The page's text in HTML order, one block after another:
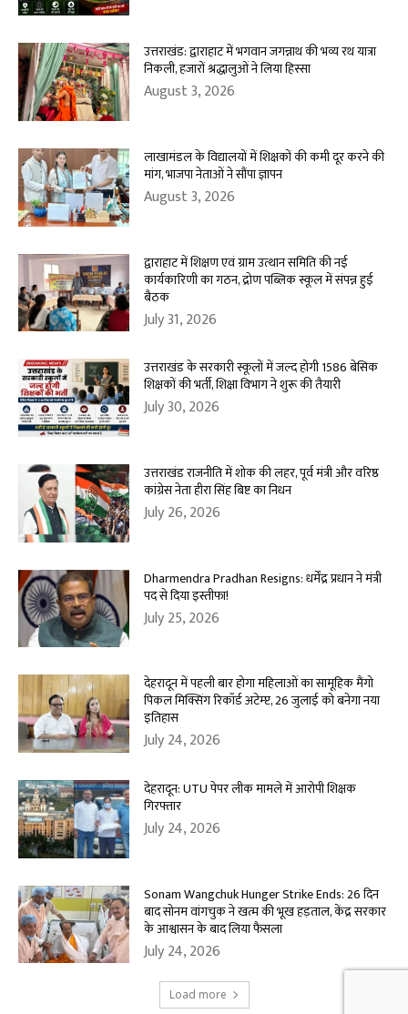
उत्तराखंड: द्वाराहाट में भगवान जगन्नाथ की भव्य रथ यात्रा
निकली, हजारों श्रद्धालुओं ने लिया हिस्सा
August 3, 2026
लाखामंडल के विद्यालयों में शिक्षकों की कमी दूर करने की
मांग, भाजपा नेताओं ने सौंपा ज्ञापन
August 3, 2026
द्वाराहाट में शिक्षण एवं ग्राम उत्थान समिति की नई
कार्यकारिणी का गठन, द्रोण पब्लिक स्कूल में संपन्न हुई
बैठक
July 31, 2026
उत्तराखंड के सरकारी स्कूलों में जल्द होगी 1586 बेसिक
शिक्षकों की भर्ती, शिक्षा विभाग ने शुरू की तैयारी
July 30, 2026
उत्तराखंड राजनीति में शोक की लहर, पूर्व मंत्री और वरिष्ठ
कांग्रेस नेता हीरा सिंह बिष्ट का निधन
July 26, 2026
Dharmendra Pradhan Resigns: धर्मेंद्र प्रधान ने मंत्री
पद से दिया इस्तीफा!
July 25, 2026
देहरादून में पहली बार होगा महिलाओं का सामूहिक मैंगो
पिकल मिक्सिंग रिकॉर्ड अटेम्प्ट, 26 जुलाई को बनेगा नया
इतिहास
July 24, 2026
देहरादून: UTU पेपर लीक मामले में आरोपी शिक्षक
गिरफ्तार
July 24, 2026
Sonam Wangchuk Hunger Strike Ends: 26 दिन
बाद सोनम वांगचुक ने खत्म की भूख हड़ताल, केंद्र सरकार
के आश्वासन के बाद लिया फैसला
July 24, 2026
Load more